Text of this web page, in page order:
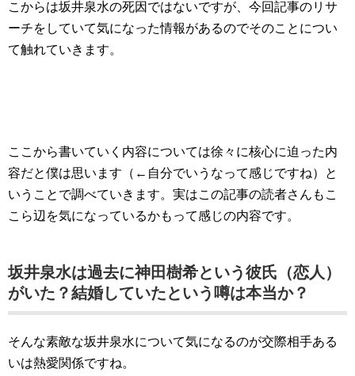
こからは坂井泉水の死因ではないですが、今回記事のリサ
ーチをしていて気になった情報があるのでそのことについ
て触れていきます。
ここから書いていく内容については徐々に核心に迫った内
容だと僕は思います（←自分でいうなって感じですね）と
いうことで調べていきます。実はこの記事の読者さんもこ
こら辺を気になっているかもって感じの内容です。
坂井泉水は過去に神田樹希という彼氏（恋人）
がいた？結婚していたという噂は本当か？
そんな素敵な坂井泉水について気になるのが交際相手ある
いは熱愛関係ですね。